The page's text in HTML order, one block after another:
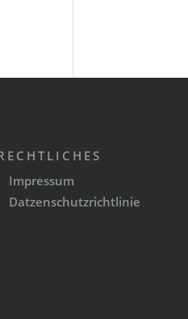
Impressum
Datzenschutzrichtlinie